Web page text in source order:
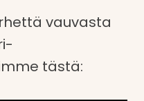
vauvasta
tästä: